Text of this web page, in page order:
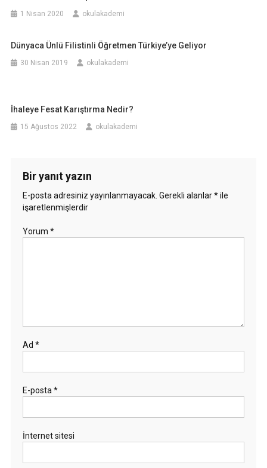
1 Nisan 2020 okulakademi
Dünyaca Ünlü Filistinli Öğretmen Türkiye’ye Geliyor
30 Nisan 2019 okulakademi
İhaleye Fesat Karıştırma Nedir?
15 Ağustos 2022 okulakademi
Bir yanıt yazın
E-posta adresiniz yayınlanmayacak. Gerekli alanlar*ile
işaretlenmişlerdir
Yorum *
Ad *
E-posta *
İnternet sitesi